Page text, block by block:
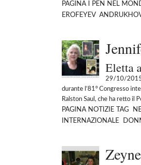
PAGINA I PEN NEL
EROFEYEV
Eletta
29/10/
durante l’81° Congresso
Ralston Saul, che ha retto il
PAGINA NOTIZIE TAG
INTERNAZIONALE